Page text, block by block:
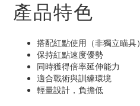
產品特色
搭配紅點使用（非獨立瞄具）
保持紅點速度優勢
同時獲得倍率延伸能力
適合戰術與訓練環境
輕量設計，負擔低